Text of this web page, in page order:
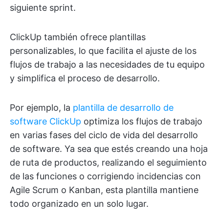
siguiente sprint.
ClickUp también ofrece plantillas
personalizables, lo que facilita el ajuste de los
flujos de trabajo a las necesidades de tu equipo
y simplifica el proceso de desarrollo.
Por ejemplo, la plantilla de desarrollo de
software ClickUp optimiza los flujos de trabajo
en varias fases del ciclo de vida del desarrollo
de software. Ya sea que estés creando una hoja
de ruta de productos, realizando el seguimiento
de las funciones o corrigiendo incidencias con
Agile Scrum o Kanban, esta plantilla mantiene
todo organizado en un solo lugar.